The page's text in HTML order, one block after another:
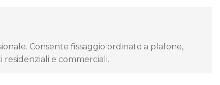
Consente fissaggio ordinato a plafone,
e commerciali.